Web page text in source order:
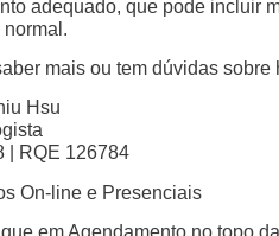
adequado, que pode incluir
normal.
mais ou tem dúvidas
Hsu
| RQE 126784
On-line e Presenciais